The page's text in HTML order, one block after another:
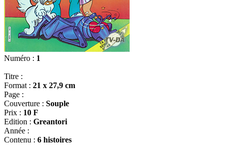
Numéro : 1
Titre :
Format : 21 x 27,9 cm
Page :
Couverture : Souple
Prix : 10 F
Edition : Greantori
Année :
Contenu : 6 histoires